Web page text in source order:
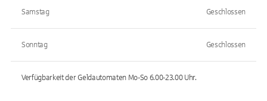
Samstag Geschlossen
Sonntag Geschlossen
Verfügbarkeit der Geldautomaten Mo-So 6.00-23.00Uhr.